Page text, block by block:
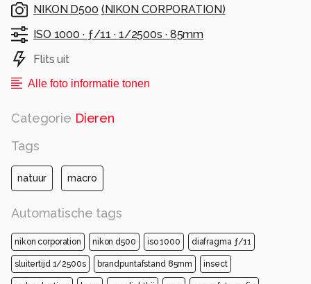
NIKON D500 ( NIKON CORPORATION)
ISO 1000 · ƒ/11 · 1/2500s · 85mm
Flits uit
Alle foto informatie tonen
Categorie Dieren
Tags
natuur macro
Automatische tags
nikon corporation nikon d500 iso 1000 diafragma ƒ/11
sluitertijd 1/2500s brandpuntafstand 85mm insect